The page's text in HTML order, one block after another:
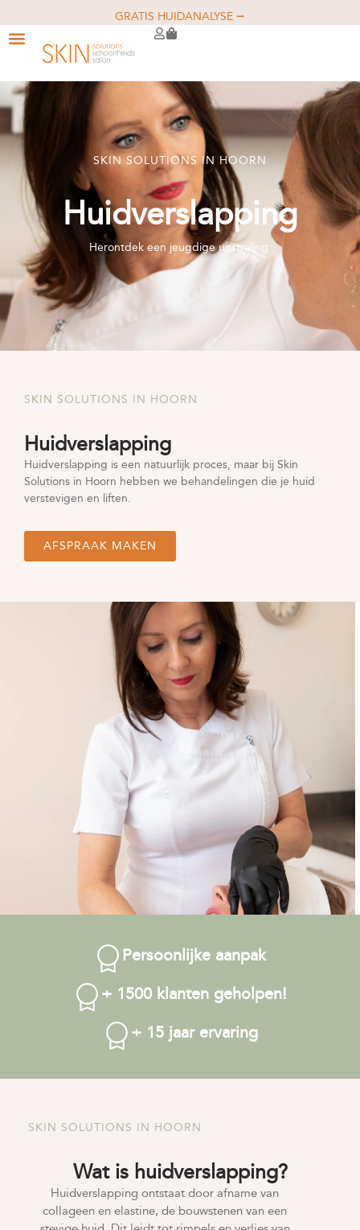
GRATIS HUIDANALYSE ⭢
SKIN SOLUTIONS IN HOORN
Huidverslapping
Herontdek een jeugdige uitstraling
SKIN SOLUTIONS IN HOORN
Huidverslapping
Huidverslapping is een natuurlijk proces, maar bij Skin
Solutions in Hoorn hebben we behandelingen die je huid
verstevigen en liften.
AFSPRAAK MAKEN
Persoonlijke aanpak
+ 1500 klanten geholpen!
+ 15 jaar ervaring
SKIN SOLUTIONS IN HOORN
Wat is huidverslapping?
Huidverslapping ontstaat door afname van
collageen enelastine, de bouwstenen van een